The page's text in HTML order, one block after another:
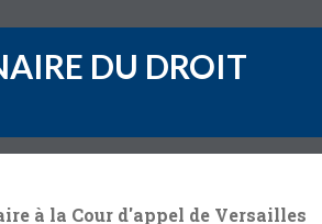
DU DROIT
à la Cour d'appel de Versailles